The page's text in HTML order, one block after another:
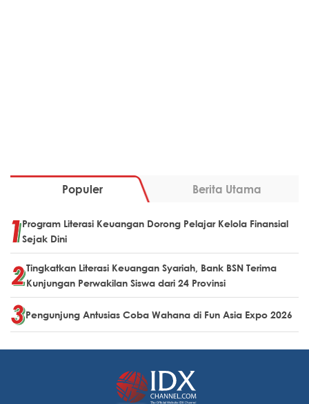
Populer Berita Utama
Program Literasi Keuangan Dorong Pelajar Kelola Finansial
Sejak Dini
Tingkatkan Literasi Keuangan Syariah, Bank BSN Terima
Kunjungan Perwakilan Siswa dari 24 Provinsi
Pengunjung Antusias Coba Wahana di Fun Asia Expo 2026